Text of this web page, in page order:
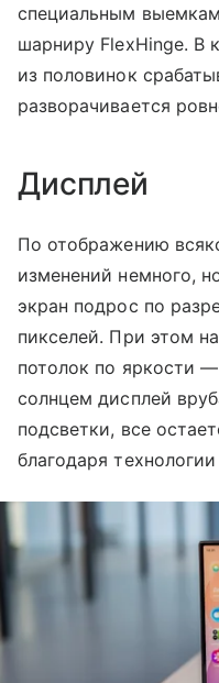
специальным
шарниру FlexHinge. В
из половинок
разворачивается
Дисплей
По отображению
изменений немного,
экран подрос по
пикселей. При этом
потолок по яркости
солнцем дисплей
подсветки, все
благодаря